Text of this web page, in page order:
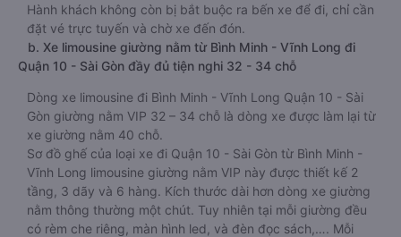
Hành khách không còn bị bắt buộc ra bến xe để đi, chỉ cần
đặt vé trực tuyến và chờ xe đến đón.
b. Xe limousine giường nằm từ Bình Minh - Vĩnh Long đi
Quận 10 - Sài Gòn đầy đủ tiện nghi 32 - 34 chỗ
Dòng xe limousine đi Bình Minh - Vĩnh Long Quận 10 - Sài
Gòn giường nằm VIP 32 – 34 chỗ là dòng xe được làm lại từ
xe giường nằm 40 chỗ.
Sơ đồ ghế của loại xe đi Quận 10 - Sài Gòn từ Bình Minh -
Vĩnh Long limousine giường nằm VIP này được thiết kế 2
tầng, 3 dãy và 6 hàng. Kích thước dài hơn dòng xe giường
nằm thông thường một chút. Tuy nhiên tại mỗi giường đều
có rèm che riêng, màn hình led, và đèn đọc sách,…. Mỗi